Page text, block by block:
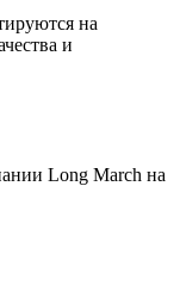
на
и
Long March на